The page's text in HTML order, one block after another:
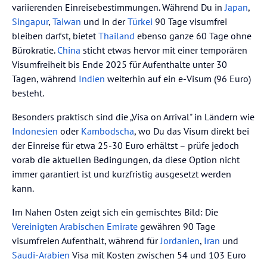
variierenden Einreisebestimmungen. Während Du in Japan,
Singapur, Taiwan und in derTürkei 90 Tage visumfrei
bleiben darfst, bietet Thailand ebenso ganze 60 Tage ohne
Bürokratie. China sticht etwas hervor mit einer temporären
Visumfreiheit bis Ende 2025 für Aufenthalte unter 30
Tagen, während Indien weiterhin auf ein e-Visum (96 Euro)
besteht.
Besonders praktisch sind die „Visa on Arrival" in Ländern wie
Indonesien oder Kambodscha, wo Du das Visum direkt bei
der Einreise für etwa 25-30 Euro erhältst – prüfe jedoch
vorab die aktuellen Bedingungen, da diese Option nicht
immer garantiert ist und kurzfristig ausgesetzt werden
kann.
Im Nahen Osten zeigt sich ein gemischtes Bild: Die
Vereinigten Arabischen Emirate gewähren 90 Tage
visumfreien Aufenthalt, während für Jordanien, Iran und
Saudi-Arabien Visa mit Kosten zwischen 54 und 103 Euro